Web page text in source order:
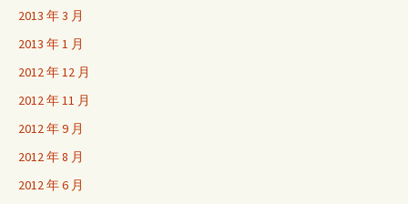
2013 年 3 月
2013 年 1 月
2012 年 12 月
2012 年 11 月
2012 年 9 月
2012 年 8 月
2012 年 6 月